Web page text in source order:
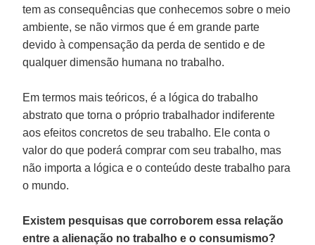
tem as consequências que conhecemos sobre o meio
ambiente, se não virmos que é em grande parte
devido à compensação da perda de sentido e de
qualquer dimensão humana no trabalho.
Em termos mais teóricos, é a lógica do trabalho
abstrato que torna o próprio trabalhador indiferente
aos efeitos concretos de seu trabalho. Ele conta o
valor do que poderá comprar com seu trabalho, mas
não importa a lógica e o conteúdo deste trabalho para
o mundo.
Existem pesquisas que corroborem essa relação
entre a alienação no trabalho e o consumismo?